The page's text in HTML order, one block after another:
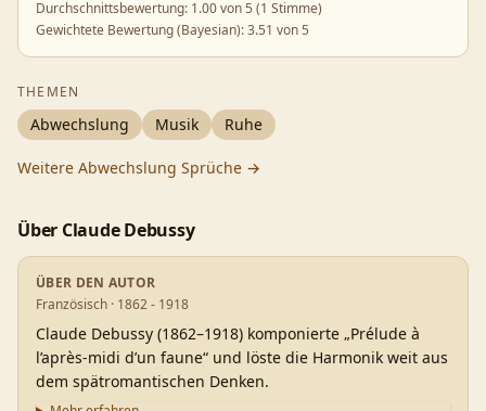
Durchschnittsbewertung: 1.00von 5 (1 Stimme)
Gewichtete Bewertung (Bayesian):3.51 von 5
THEMEN
Abwechslung Musik Ruhe
Weitere Abwechslung Sprüche →
Über Claude Debussy
ÜBER DEN AUTOR
Französisch · 1862 - 1918
Claude Debussy (1862–1918) komponierte „Prélude à
l’après-midi d’un faune“ und löste die Harmonik weit aus
dem spätromantischen Denken.